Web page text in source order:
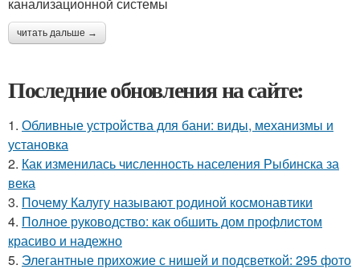
канализационной системы
читать дальше →
Последние обновления на сайте:
1. Обливные устройства для бани: виды, механизмы и
установка
2. Как изменилась численность населения Рыбинска за
века
3. Почему Калугу называют родиной космонавтики
4. Полное руководство: как обшить дом профлистом
красиво и надежно
5. Элегантные прихожие с нишей и подсветкой: 295 фото